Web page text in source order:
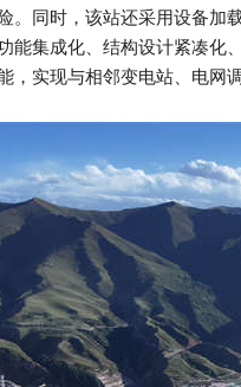
。同时，该站还采用设备加
能集成化、结构设计紧凑
，实现与相邻变电站、电网